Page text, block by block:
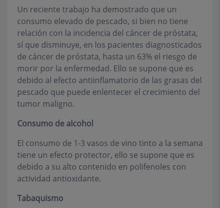
Un reciente trabajo ha demostrado que un
consumo elevado de pescado, si bien no tiene
relación con la incidencia del cáncer de próstata,
sí que disminuye, en los pacientes diagnosticados
de cáncer de próstata, hasta un 63% el riesgo de
morir por la enfermedad. Ello se supone que es
debido al efecto antiinflamatorio de las grasas del
pescado que puede enlentecer el crecimiento del
tumor maligno.
Consumo de alcohol
El consumo de 1-3 vasos de vino tinto a la semana
tiene un efecto protector, ello se supone que es
debido a su alto contenido en polifenoles con
actividad antioxidante.
Tabaquismo